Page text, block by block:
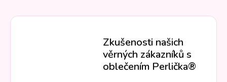
Zkušenosti našich
věrných zákazníků s
oblečením Perlička®